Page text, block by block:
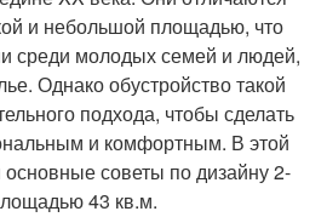
и небольшой площадью, что
среди молодых семей и людей,
Однако обустройство такой
подхода, чтобы сделать
и комфортным. В этой
советы по дизайну 2-
43 кв.м.